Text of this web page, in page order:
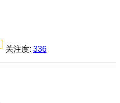
关注度: 336